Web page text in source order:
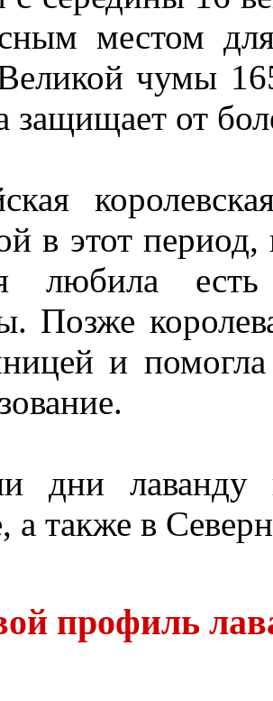
местом
чумы
защищает от
в этот
любила
Позже
и помогла
дни лаванду
а также в
профиль